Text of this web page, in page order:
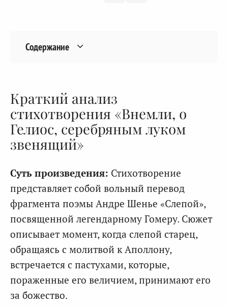
Содержание
Краткий анализ
стихотворения «Внемли, о
Гелиос, серебряным луком
звенящий»
Суть произведения: Стихотворение
представляет собой вольный перевод
фрагмента поэмы Андре Шенье «Слепой»,
посвященной легендарному Гомеру. Сюжет
описывает момент, когда слепой старец,
обращаясь с молитвой к Аполлону,
встречается с пастухами, которые,
пораженные его величием, принимают его
за божество.